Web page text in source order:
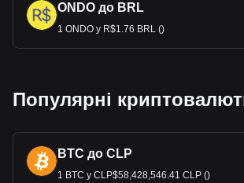
ONDO до BRL
1 ONDO у R$1.76 BRL ()
Популярні
BTC до CLP
1 BTC у CLP$58,428,546.41 CLP ()